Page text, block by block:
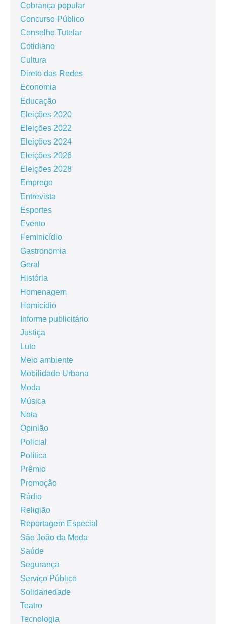
Cobrança popular
Concurso Público
Conselho Tutelar
Cotidiano
Cultura
Direto das Redes
Economia
Educação
Eleições 2020
Eleições 2022
Eleições 2024
Eleições 2026
Eleições 2028
Emprego
Entrevista
Esportes
Evento
Feminicídio
Gastronomia
Geral
História
Homenagem
Homicídio
Informe publicitário
Justiça
Luto
Meio ambiente
Mobilidade Urbana
Moda
Música
Nota
Opinião
Policial
Política
Prêmio
Promoção
Rádio
Religião
Reportagem Especial
São João da Moda
Saúde
Segurança
Serviço Público
Solidariedade
Teatro
Tecnologia